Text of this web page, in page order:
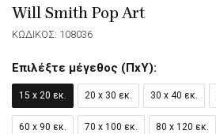
Will Smith Pop Art
ΚΩΔΙΚΟΣ: 108036
Επιλέξτε μέγεθος (ΠxΥ):
15 x 20 εκ. 20 x 30 εκ. 30 x 40 εκ.
60 x 90 εκ. 70 x 100 εκ. 80 x 120 εκ.